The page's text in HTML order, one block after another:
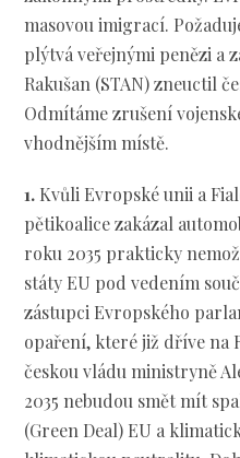
masovou imigrací.
plýtvá veřejnými penězi a
Rakušan (STAN) zneuctil
Odmítáme zrušení
vhodnějším místě.
1. Kvůli Evropské unii a
pětikoalice zakázal
roku 2035 prakticky
státy EU pod vedením
zástupci Evropského
opaření, které již dříve na
českou vládu ministryně
2035 nebudou smět mít
(Green Deal) EU a